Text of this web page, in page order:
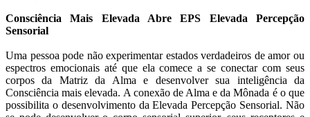
Consciência Mais Elevada Abre EPS Elevada Percepção
Sensorial
Uma pessoa pode não experimentar estados verdadeiros de amor ou
espectros emocionais até que ela comece a se conectar com seus
corpos da Matriz da Alma e desenvolver sua inteligência da
Consciência mais elevada. A conexão de Alma e da Mônada é o que
possibilita o desenvolvimento da Elevada Percepção Sensorial. Não